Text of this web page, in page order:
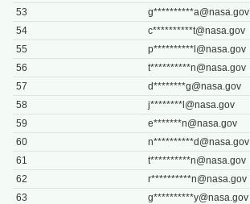
53
g**********a@nasa.gov
54
c**********t@nasa.gov
55
p**********l@nasa.gov
56
t**********n@nasa.gov
57
d********g@nasa.gov
58
j********l@nasa.gov
59
e*******n@nasa.gov
60
n**********d@nasa.gov
61
t**********n@nasa.gov
62
r**********n@nasa.gov
63
g**********y@nasa.gov